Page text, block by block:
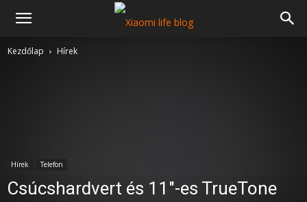
Kezdőlap Hírek
Hírek Telefon
Csúcshardvert és 11″-es TrueTone